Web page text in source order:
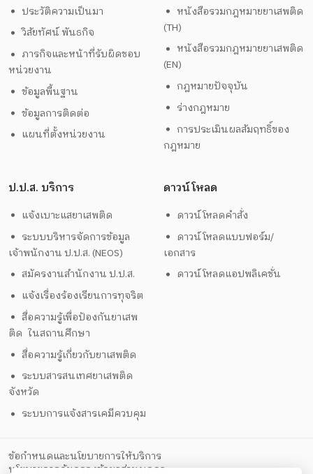
ประวัติความเป็นมา
วิสัยทัศน์ พันธกิจ
ภารกิจและหน้าที่รับผิดชอบ
หน่วยงาน
ข้อมูลพื้นฐาน
ข้อมูลการติดต่อ
แผนที่ตั้งหน่วยงาน
หนังสือรวมกฎหมายยาเสพติด
(TH)
หนังสือรวมกฎหมายยาเสพติด
(EN)
กฎหมายปัจจุบัน
ร่างกฎหมาย
การประเมินผลสัมฤทธิ์ของ
กฎหมาย
ป.ป.ส. บริการ
แจ้งเบาะแสยาเสพติด
ระบบบริหารจัดการข้อมูล
เจ้าพนักงาน ป.ป.ส. (NEOS)
สมัครงานสำนักงาน ป.ป.ส.
แจ้งเรื่องร้องเรียนการทุจริต
สื่อความรู้เพื่อป้องกันยาเสพ
ติด ในสถานศึกษา
สื่อความรู้เกี่ยวกับยาเสพติด
ระบบสารสนเทศยาเสพติด
จังหวัด
ระบบการแจ้งสารเคมีควบคุม
ดาวน์โหลด
ดาวน์โหลดคำสั่ง
ดาวน์โหลดแบบฟอร์ม/
เอกสาร
ดาวน์โหลดแอปพลิเคชั่น
ข้อกำหนดและนโยบายการให้บริการ
นโยบายการคุ้มครองข้อมูลส่วนบุคคล